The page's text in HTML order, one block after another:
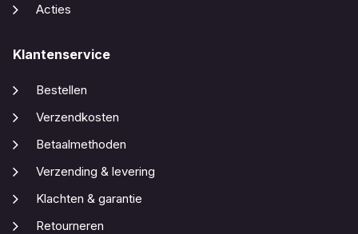
Acties
Klantenservice
Bestellen
Verzendkosten
Betaalmethoden
Verzending & levering
Klachten & garantie
Retourneren